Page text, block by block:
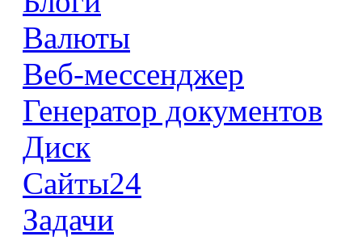
Валюты
Веб-мессенджер
Генератор документов
Диск
Сайты24
Задачи